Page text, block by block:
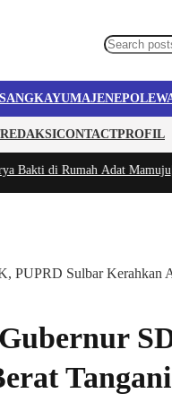
MAJENE
REDAKSICONTACTPROFIL
di Rumah Adat Mamuju|#2 -
PUPRD Sulbar Kerahkan